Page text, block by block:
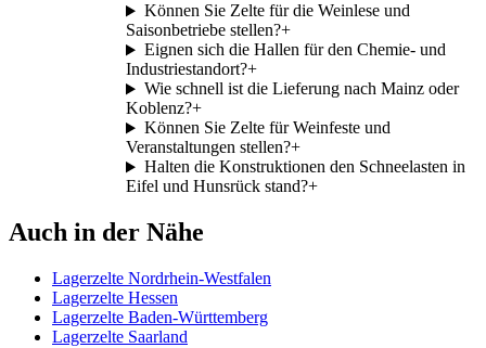
Können Sie Zelte für die Weinlese und
Saisonbetriebe stellen?+
Eignen sich die Hallen für den Chemie- und
Industriestandort?+
Wie schnell ist die Lieferung nach Mainz oder
Koblenz?+
Können Sie Zelte für Weinfeste und
Veranstaltungen stellen?+
Halten die Konstruktionen den Schneelasten in
Eifel und Hunsrück stand?+
Auch in der Nähe
Lagerzelte Nordrhein-Westfalen
Lagerzelte Hessen
Lagerzelte Baden-Württemberg
Lagerzelte Saarland